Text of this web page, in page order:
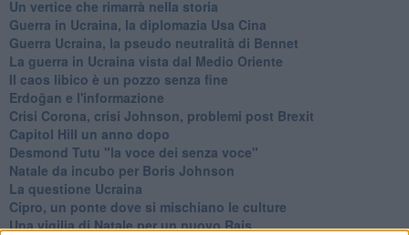
Un vertice che rimarrà nella storia
Guerra in Ucraina, la diplomazia Usa Cina
Guerra Ucraina, la pseudo neutralità di Bennet
La guerra in Ucraina vista dal Medio Oriente
​Il caos libico è un pozzo senza fine
Erdoğan e l'informazione
Crisi Corona, crisi Johnson, problemi post Brexit
Capitol Hill un anno dopo
Desmond Tutu "la voce dei senza voce"
Natale da incubo per Boris Johnson
La questione Ucraina
Cipro, un ponte dove si mischiano le culture
Una vigilia di Natale per un nuovo Rais